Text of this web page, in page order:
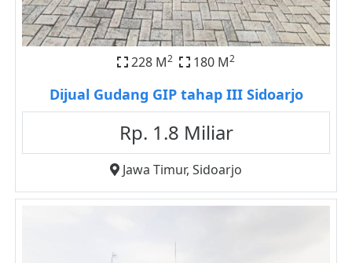
228 M2 180 M2
Dijual Gudang GIP tahap III Sidoarjo
Rp. 1.8 Miliar
Jawa Timur, Sidoarjo